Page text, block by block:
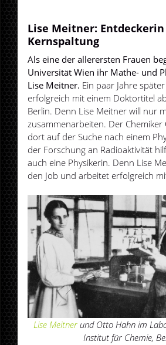
Lise Meitner:
Kernspaltung
Als eine der allerersten Frauen
Universität Wien ihr Mathe- und
Lise Meitner. Ein paar Jahre
erfolgreich mit einem Doktortitel
Berlin. Denn Lise Meitner will nur
zusammenarbeiten. Der
dort auf der Suche nach einem
der Forschung an Radioaktivität
auch eine Physikerin. Denn Lise
den Job und arbeitet erfolgreich
Lise Meitner und Otto Hahn im
Institut für Chemie,